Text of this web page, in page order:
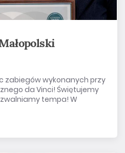
zabiegów wykonanych przy
da Vinci! Świętujemy
tempa! W